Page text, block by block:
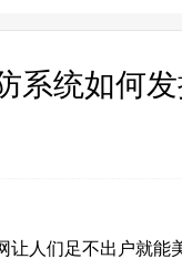
系统如何
让人们足不出户就